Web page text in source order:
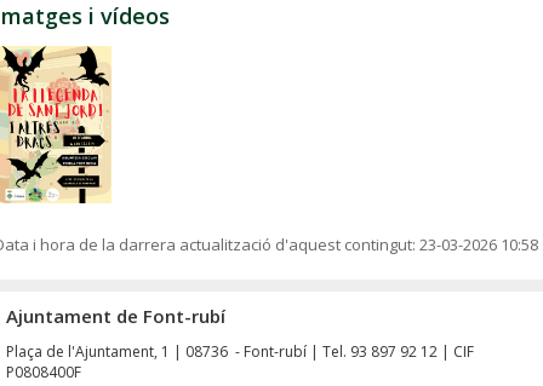
i vídeos
i hora de la darrera actualització d'aquest contingut: 23-03-2026 10:58
Ajuntament de Font-rubí
Plaça de l'Ajuntament, 1 | 08736 - Font-rubí | Tel. 93 897 92 12 | CIF
P0808400F